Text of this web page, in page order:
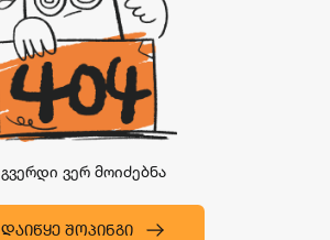
გვერდი ვერ მოიძებნა
ᲓᲐᲘᲬᲧᲔ ᲨᲝᲞᲘᲜᲒᲘ